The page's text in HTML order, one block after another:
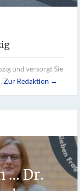
und versorgt Sie
Zur Redaktion →
… Dr.